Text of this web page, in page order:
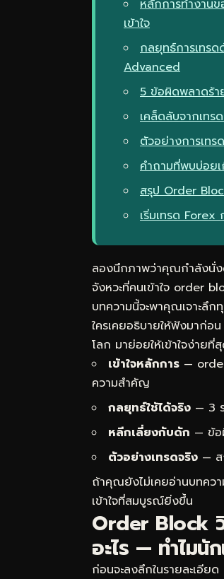
หลักการทำงา
เข้าใจ
กลยุทธ์การเทร
Advanced
5 ข้อผิดพลาดร้
เคล็ดลับจากเท
ตัวอย่างการเท
คำถามที่พบบ่อย
สรุป Order
เริ่มเทรด
ลองนึกภาพว่าคุณกำลังนั่ง
จังหวะที่คนเข้าใจ order
บทความนี้จะพาคุณเจาะลึ
ใครเคยอธิบายให้ฟังมาก่อ
โลก มาย่อยให้เข้าใจง่ายที่
เข้าใจหลักการ —
ความสำคัญ
กลยุทธ์ใช้ได้จริง — 3
หลีกเลี่ยงกับดัก — ข้อ
ตัวอย่างเทรดจริง — ส
ถ้าคุณยังไม่เคยอ่านบทคว
เข้าใจที่สมบูรณ์ยิ่งขึ้น
Order Block
อะไร — ทำไม
ก่อนจะลงลึกในรายละเอี